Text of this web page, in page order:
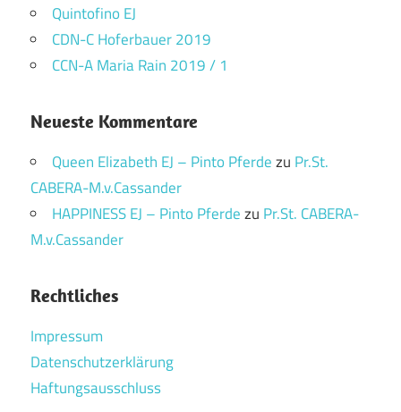
Quintofino EJ
CDN-C Hoferbauer 2019
CCN-A Maria Rain 2019 / 1
Neueste Kommentare
Queen Elizabeth EJ – Pinto Pferdezu Pr.St.
CABERA-M.v.Cassander
HAPPINESS EJ – Pinto Pferdezu Pr.St. CABERA-
M.v.Cassander
Rechtliches
Impressum
Datenschutzerklärung
Haftungsausschluss